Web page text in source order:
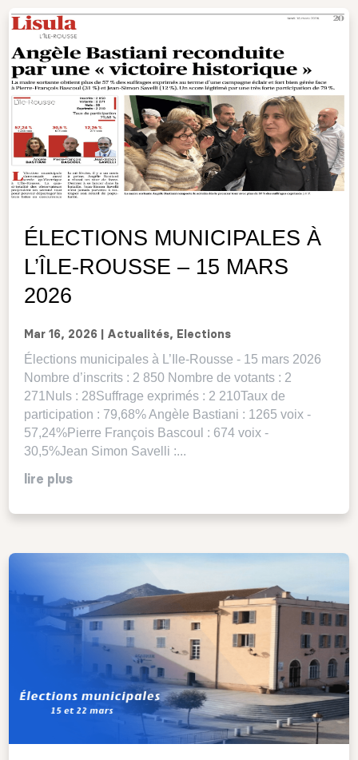
ÉLECTIONS MUNICIPALES À
L’ÎLE-ROUSSE – 15 MARS
2026
Mar 16, 2026 Actualités, Elections
Élections municipales à L’Ile-Rousse - 15 mars 2026
Nombre d’inscrits : 2 850 Nombre de votants : 2
271Nuls : 28Suffrage exprimés : 2 210Taux de
participation : 79,68% Angèle Bastiani : 1265 voix -
57,24%Pierre François Bascoul : 674 voix -
30,5%Jean Simon Savelli :...
lire plus